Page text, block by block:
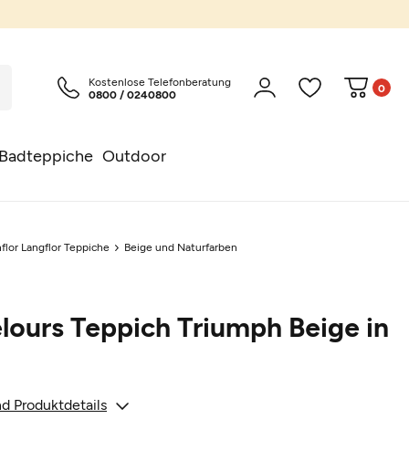
Outdoor
Kostenlose Telefonberatung
0800 / 0240800
0
Langflor Teppiche Beige und Naturfarben
Teppich Triumph Beige in
Produktdetails